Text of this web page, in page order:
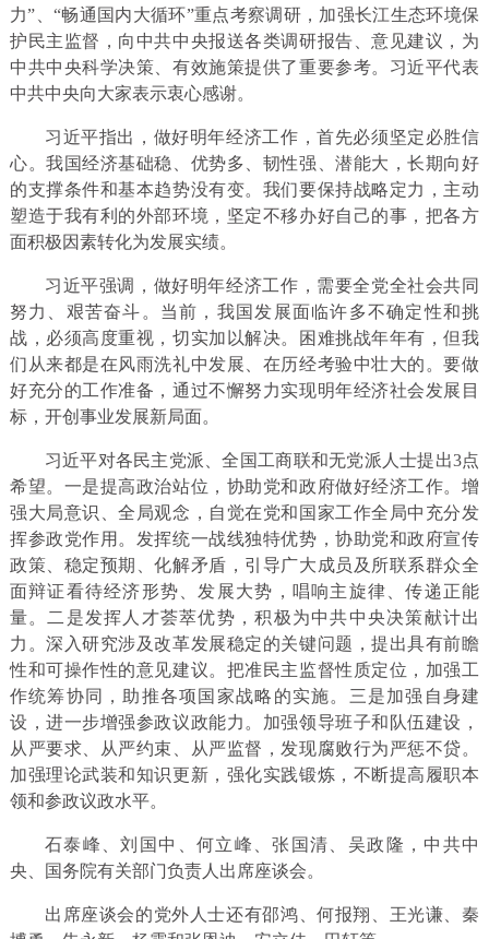
力”、“畅通国内大循环”重点考察调研，加强长江生态环境保
护民主监督，向中共中央报送各类调研报告、意见建议，为
中共中央科学决策、有效施策提供了重要参考。习近平代表
中共中央向大家表示衷心感谢。
习近平指出，做好明年经济工作，首先必须坚定必胜信
心。我国经济基础稳、优势多、韧性强、潜能大，长期向好
的支撑条件和基本趋势没有变。我们要保持战略定力，主动
塑造于我有利的外部环境，坚定不移办好自己的事，把各方
面积极因素转化为发展实绩。
习近平强调，做好明年经济工作，需要全党全社会共同
努力、艰苦奋斗。当前，我国发展面临许多不确定性和挑
战，必须高度重视，切实加以解决。困难挑战年年有，但我
们从来都是在风雨洗礼中发展、在历经考验中壮大的。要做
好充分的工作准备，通过不懈努力实现明年经济社会发展目
标，开创事业发展新局面。
习近平对各民主党派、全国工商联和无党派人士提出3点
希望。一是提高政治站位，协助党和政府做好经济工作。增
强大局意识、全局观念，自觉在党和国家工作全局中充分发
挥参政党作用。发挥统一战线独特优势，协助党和政府宣传
政策、稳定预期、化解矛盾，引导广大成员及所联系群众全
面辩证看待经济形势、发展大势，唱响主旋律、传递正能
量。二是发挥人才荟萃优势，积极为中共中央决策献计出
力。深入研究涉及改革发展稳定的关键问题，提出具有前瞻
性和可操作性的意见建议。把准民主监督性质定位，加强工
作统筹协同，助推各项国家战略的实施。三是加强自身建
设，进一步增强参政议政能力。加强领导班子和队伍建设，
从严要求、从严约束、从严监督，发现腐败行为严惩不贷。
加强理论武装和知识更新，强化实践锻炼，不断提高履职本
领和参政议政水平。
石泰峰、刘国中、何立峰、张国清、吴政隆，中共中
央、国务院有关部门负责人出席座谈会。
出席座谈会的党外人士还有邵鸿、何报翔、王光谦、秦